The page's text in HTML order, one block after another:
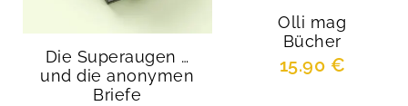
Die Superaugen …
und die anonymen
Briefe
Olli mag
Bücher
15.90 €